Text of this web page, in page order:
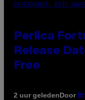
SCREENSHOT: EPIC
Perlica
Release
Free
2 uur geledenDoor